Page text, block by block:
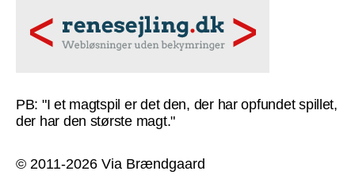
PB: "I et magtspil er det den, der har opfundet spillet,
der har den største magt."
© 2011-2026 Via Brændgaard